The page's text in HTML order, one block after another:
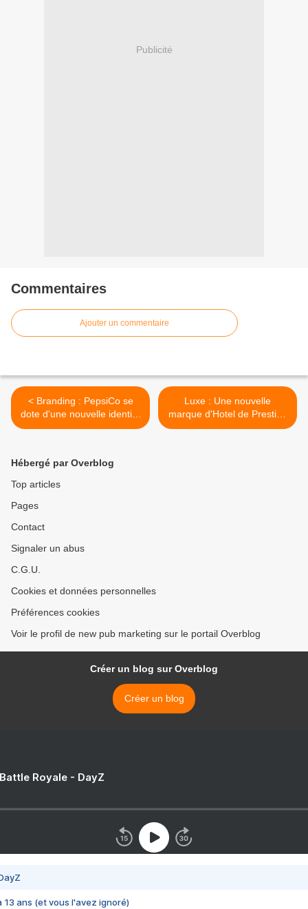
Publicité
Commentaires
Ajouter un commentaire
< Branding : PepsiCo se
dote d'une nouvelle identité
de marque
Luxe : Une nouvelle
marque d'Hotel de Prestige
pour le groupe ACCOR ? >
Hébergé par Overblog
Top articles
Pages
Contact
Signaler un abus
C.G.U.
Cookies et données personnelles
Préférences cookies
Voir le profil de new pub marketing sur le portail Overblog
Créer un blog sur Overblog
Créer un blog
Royale - DayZ
13 ans (et vous l'avez ignoré)